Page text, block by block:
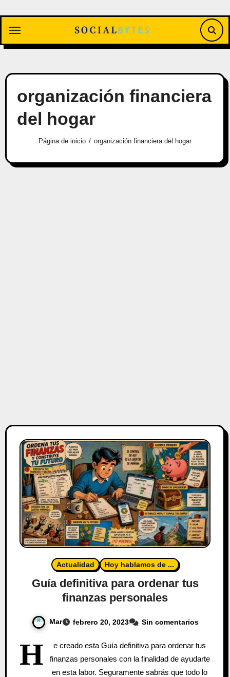
contenido
organización financiera
del hogar
Página de inicio organización financiera del hogar
Actualidad Hoy hablamos de ...
Guía definitiva para ordenar tus
finanzas personales
Mar febrero 20, 2023 Sin comentarios
H
e creado esta Guía definitiva para ordenar tus
finanzas personales con la finalidad de ayudarte
en esta labor. Seguramente sabrás que todo lo